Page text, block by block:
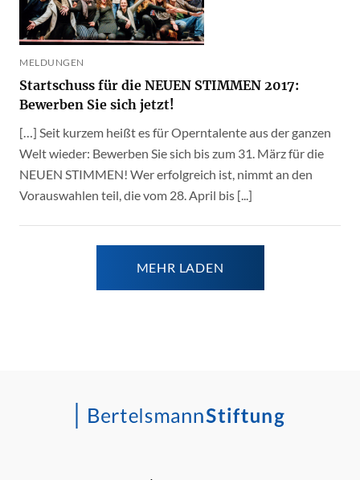
MELDUNGEN
Startschuss für die NEUEN STIMMEN 2017:
Bewerben Sie sich jetzt!
[…] Seit kurzem heißt es für Operntalente aus der ganzen
Welt wieder: Bewerben Sie sich bis zum 31. März für die
NEUEN STIMMEN! Wer erfolgreich ist, nimmt an den
Vorauswahlen teil, die vom 28. April bis [...]
MEHR LADEN